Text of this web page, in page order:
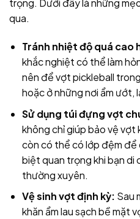
trọng. Dưới đây là những
qua.
Tránh nhiệt độ quá cao
khắc nghiệt có thể làm
nên để vợt pickleball
hoặc ở những nơi ẩm ướt,
Sử dụng túi đựng vợt
không chỉ giúp bảo vệ vợt
còn có thể có lớp đệm
biệt quan trọng khi bạn di
thường xuyên.
Vệ sinh vợt định kỳ: Sau
khăn ẩm lau sạch bề mặt